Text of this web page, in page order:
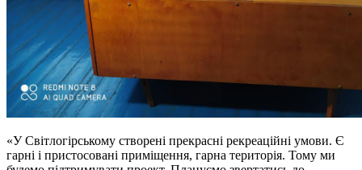
«У Світлогірському створені прекрасні рекреаційні умови. Є
гарні і пристосовані приміщення, гарна територія. Тому ми